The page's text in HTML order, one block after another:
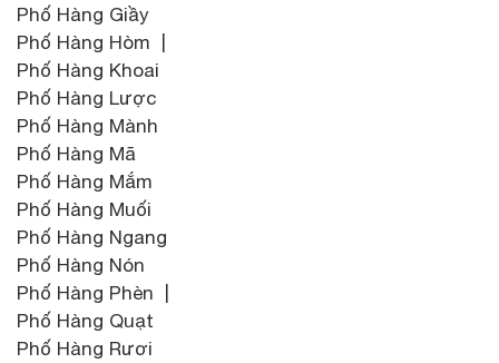
Phố Hàng Giầy
Phố Hàng Hòm |
Phố Hàng Khoai
Phố Hàng Lược
Phố Hàng Mành
Phố Hàng Mã
Phố Hàng Mắm
Phố Hàng Muối
Phố Hàng Ngang
Phố Hàng Nón
Phố Hàng Phèn |
Phố Hàng Quạt
Phố Hàng Rươi